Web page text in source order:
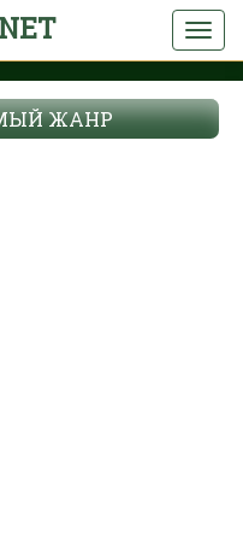
ЖАНР